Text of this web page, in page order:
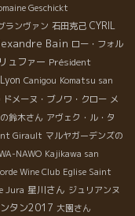
Geschickt
ランヴァン 石田克己 CYRIL
Bain ロー・フォル
ュファー Président
Lyon Canigou Komatsu san
ドメーヌ・ブノワ・クロー メ
鈴木さん アヴェク・ル・タ
Girault マルヤガーデンズの
NAWO Kajikawa san
Wine Club Eglise Saint
Jura 星川さん ジュリアンヌ
タン2017 大園さん